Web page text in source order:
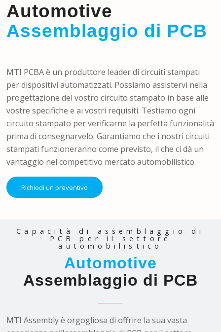
Automotive
Assemblaggio di PCB
MTI PCBA è un produttore leader di circuiti stampati
per dispositivi automatizzati. Possiamo assistervi nella
progettazione del vostro circuito stampato in base alle
vostre specifiche e ai vostri requisiti. Testiamo ogni
circuito stampato per verificarne la perfetta funzionalità
prima di consegnarvelo. Garantiamo che i nostri circuiti
stampati funzioneranno come previsto, il che ci dà un
vantaggio nel competitivo mercato automobilistico.
Richiedi un preventivo
Capacità di assemblaggio di
PCB per il settore
automobilistico
Automotive
Assemblaggio di PCB
MTI Assembly è orgogliosa di offrire la sua vasta